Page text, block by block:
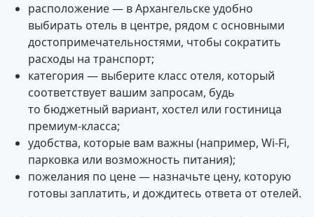
расположение — в Архангельске удобно
выбирать отель в центре, рядом с основными
достопримечательностями, чтобы сократить
расходы на транспорт;
категория — выберите класс отеля, который
соответствует вашим запросам, будь
то бюджетный вариант, хостел или гостиница
премиум-класса;
удобства, которые вам важны (например, Wi-Fi,
парковка или возможность питания);
пожелания по цене — назначьте цену, которую
готовы заплатить, и дождитесь ответа от отелей.